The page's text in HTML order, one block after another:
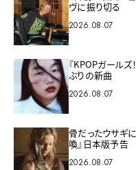
ヴに振り切る
2026.08.07
『KPOPガールズ
ぶりの新曲
2026.08.07
骨だったウサギ
喚』日本版予告
2026.08.07